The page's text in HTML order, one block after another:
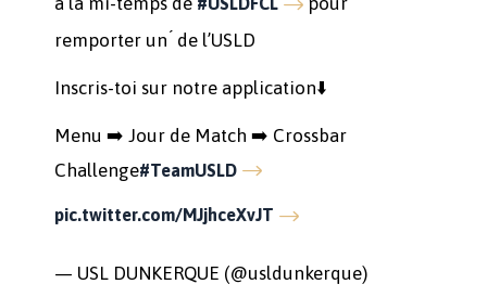
remporter un ́ de l’USLD
Inscris-toi sur notre application⬇️
Menu ➡️ Jour de Match ➡️ Crossbar
Challenge#TeamUSLD
pic.twitter.com/MJjhceXvJT
— USL DUNKERQUE (@usldunkerque)